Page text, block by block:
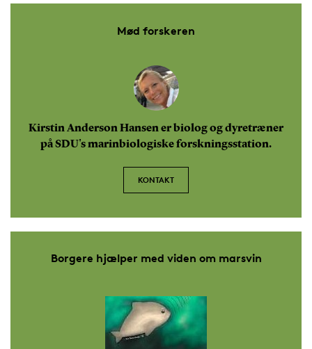
Mød forskeren
Kirstin Anderson Hansen er biolog og dyretræner
på SDU's marinbiologiske forskningsstation.
KONTAKT
Borgere hjælper med viden om marsvin